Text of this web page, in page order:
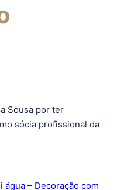
Sousa por ter
sócia profissional da
água – Decoração com